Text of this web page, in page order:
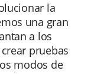
la
una gran
a los
pruebas
modos de